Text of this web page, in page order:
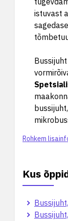
istuvast
Rohkem
Kus